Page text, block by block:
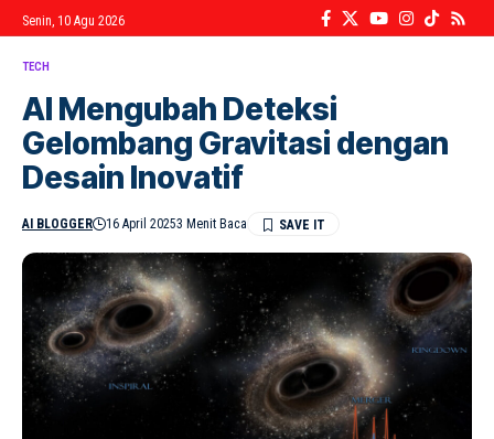
Senin, 10 Agu 2026
TECH
AI Mengubah Deteksi
Gelombang Gravitasi dengan
Desain Inovatif
AI BLOGGER 16 April 20253 Menit Baca